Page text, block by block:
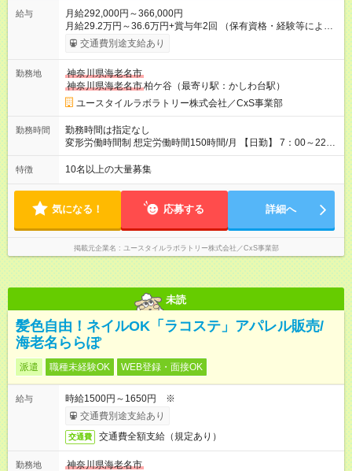
給与
月給292,000円～366,000円
月給29.2万円～36.6万円+賞与年2回 （保有資格・経験等により
変動） 【無資格の方の入社後のモデル月収】 ［入社］ 無資
格・未経験／月収22.9万円 ［半年～1年］ 実務者研修取得／
30.2万円 ［入社3年目以降］ ジュニアコーディネー／月収
36.6万円以上 ※経験・能力等を考慮。 【試用期間】試用期間あ
り 試用期間の長さ：2ヶ月 雇用形態、給与は本採用時と同じで
す。
交通費別途支給あり
勤務地
神奈川県海老名市
神奈川県海老名市柏ケ谷（最寄り駅：かしわ台駅）
ユースタイルラボラトリー株式会社／CxS事業部
勤務時間
勤務時間は指定なし
変形労働時間制 想定労働時間150時間/月 【日勤】 7：00～22：
00の間で7.5時間勤務／休憩1時間 【夜勤】 17：00～翌10：00
の15時間勤務／休憩２時間 ※勤務時間は各施設のシフトによる
間程度）
特徴 10名以上の大量募集
気になる！ 応募する 詳細へ
掲載元企業名 ユースタイルラボラトリー株式会社／CxS事業部
未読
髪色自由！ネイルOK「ラコステ」アパレル販売/
海老名ららぽ
派遣 職種未経験OK WEB登録・面接OK
給与
時給1500円～1650円 ※
交通費別途支給あり
交通費 交通費全額支給（規定あり）
勤務地
神奈川県海老名市